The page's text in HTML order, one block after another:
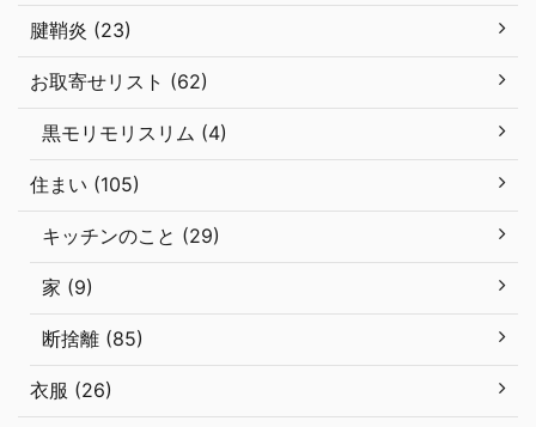
腱鞘炎 (23)
お取寄せリスト (62)
黒モリモリスリム (4)
住まい (105)
キッチンのこと (29)
家 (9)
断捨離 (85)
衣服 (26)